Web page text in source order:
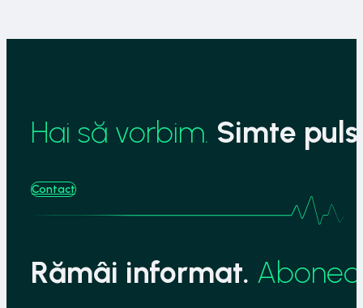
Hai să vorbim. Simte
Contact
Rămâi informat.